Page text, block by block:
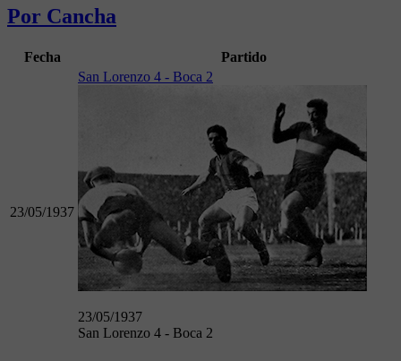
Por Cancha
Fecha Partido
23/05/1937
San Lorenzo 4 - Boca 2
23/05/1937
San Lorenzo 4 - Boca 2